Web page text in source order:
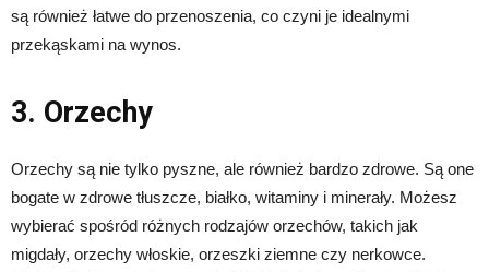
są również łatwe do przenoszenia, co czyni je idealnymi
przekąskami na wynos.
3. Orzechy
Orzechy są nie tylko pyszne, ale również bardzo zdrowe. Są one
bogate w zdrowe tłuszcze, białko, witaminy i minerały. Możesz
wybierać spośród różnych rodzajów orzechów, takich jak
migdały, orzechy włoskie, orzeszki ziemne czy nerkowce.